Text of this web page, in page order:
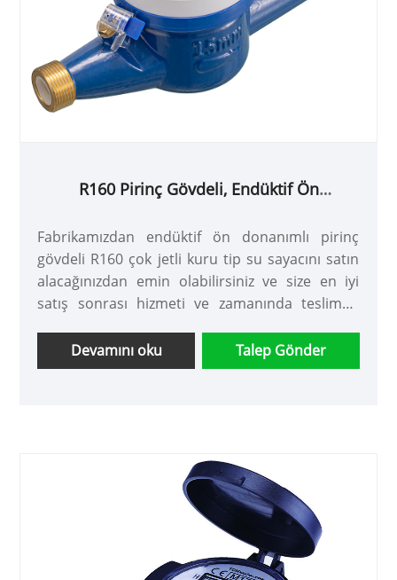
R160 Pirinç Gövdeli, Endüktif Ön
Fabrikamızdan endüktif ön donanımlı pirinç
gövdeli R160 çok jetli kuru tip su sayacını satın
alacağınızdan emin olabilirsiniz ve size en iyi
satış sonrası hizmeti ve zamanında teslimatı
Devamını oku
Talep Gönder